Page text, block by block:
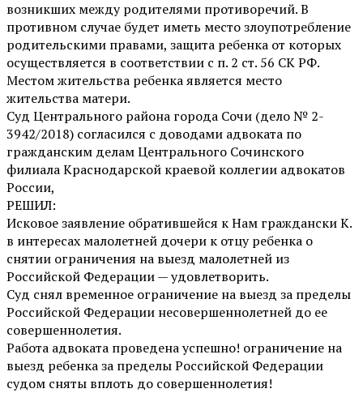
возникших между родителями противоречий. В
противном случае будет иметь место злоупотребление
родительскими правами, защита ребенка от которых
осуществляется в соответствии с п. 2 ст. 56 СК РФ.
Местом жительства ребенка является место
жительства матери.
Суд Центрального района города Сочи (дело № 2-
3942/2018) согласился с доводами адвоката по
гражданским делам Центрального Сочинского
филиала Краснодарской краевой коллегии адвокатов
России,
РЕШИЛ:
Исковое заявление обратившейся к Нам граждански К.
в интересах малолетней дочери к отцу ребенка о
снятии ограничения на выезд малолетней из
Российской Федерации — удовлетворить.
Суд снял временное ограничение на выезд за пределы
Российской Федерации несовершеннолетней до ее
совершеннолетия.
Работа адвоката проведена успешно! ограничение на
выезд ребенка за пределы Российской Федерации
судом сняты вплоть до совершеннолетия!